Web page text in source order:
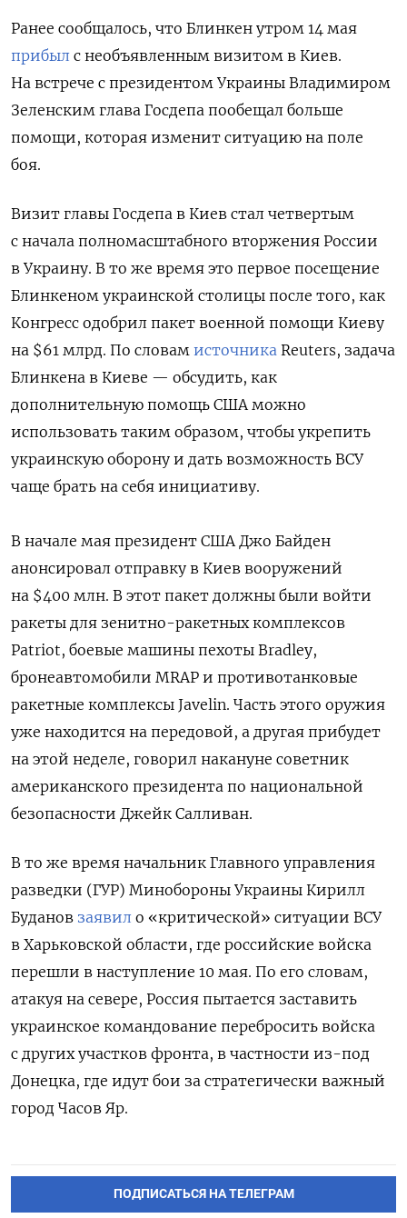
Ранее сообщалось, что Блинкен утром 14 мая
прибыл с необъявленным визитом в Киев.
На встрече с президентом Украины Владимиром
Зеленским глава Госдепа пообещал больше
помощи, которая изменит ситуацию на поле
боя.
Визит главы Госдепа в Киев стал четвертым
с начала полномасштабного вторжения России
в Украину. В то же время это первое посещение
Блинкеном украинской столицы после того, как
Конгресс одобрил пакет военной помощи Киеву
на $61 млрд. По словам источника Reuters, задача
Блинкена в Киеве — обсудить, как
дополнительную помощь США можно
использовать таким образом, чтобы укрепить
украинскую оборону и дать возможность ВСУ
чаще брать на себя инициативу.
В начале мая президент США Джо Байден
анонсировал отправку в Киев вооружений
на $400 млн. В этот пакет должны были войти
ракеты для зенитно-ракетных комплексов
Patriot, боевые машины пехоты Bradley,
бронеавтомобили MRAP и противотанковые
ракетные комплексы Javelin. Часть этого оружия
уже находится на передовой, а другая прибудет
на этой неделе, говорил накануне советник
американского президента по национальной
безопасности Джейк Салливан.
В то же время начальник Главного управления
разведки (ГУР) Минобороны Украины Кирилл
Буданов заявил о «критической» ситуации ВСУ
в Харьковской области, где российские войска
перешли в наступление 10 мая. По его словам,
атакуя на севере, Россия пытается заставить
украинское командование перебросить войска
с других участков фронта, в частности из-под
Донецка, где идут бои за стратегически важный
город Часов Яр.
ПОДПИСАТЬСЯ НА ТЕЛЕГРАМ